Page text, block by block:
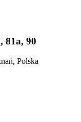
81a, 90
Polska